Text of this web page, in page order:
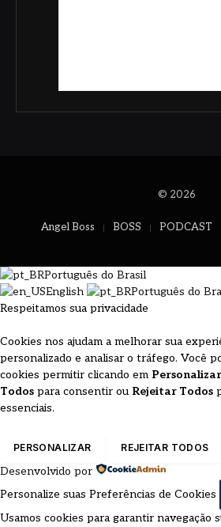
© 2026
Angel Boss BOSS PODCAST
Português do Brasil
English
Português do
Respeitamos sua privacidade
Cookies nos ajudam a melhorar sua
personalizado e analisar o tráfego. Você
cookies permitir clicando em Personalizar
Todos para consentir ou Rejeitar Todos
essenciais.
PERSONALIZAR REJEITAR TODOS
Desenvolvido por
Personalize suas Preferências de Cookies
Usamos cookies para garantir navegação